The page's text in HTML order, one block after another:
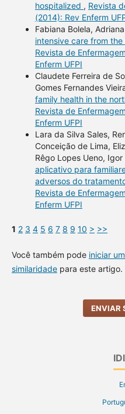
hospitalized , Revista
(2014): Rev Enferm
Fabiana Bolela,
intensive care from
Revista de
Enferm UFPI
Claudete Ferreira de
Gomes Fernandes
family health in the
Revista de
Enferm UFPI
Lara da Silva Sales,
Conceição de Lima,
Rêgo Lopes Ueno,
aplicativo para
adversos do
Revista de
Enferm UFPI
1 2 3 4 5 6 7 8 9 10 > >>
Você também pode iniciar
similaridadepara este artigo.
ENVIAR